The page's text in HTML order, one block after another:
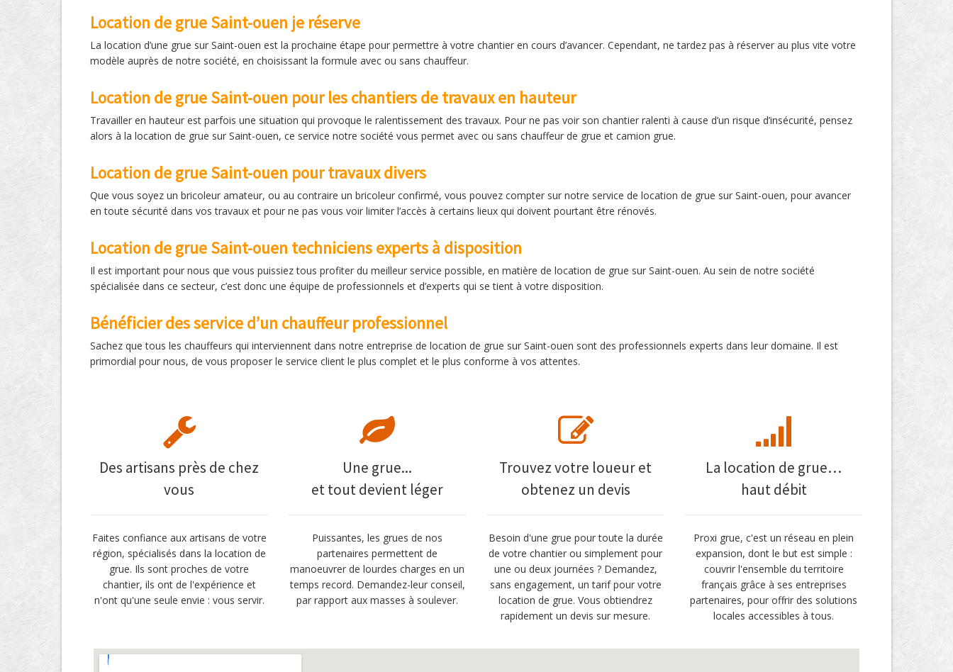
Location de grue Saint-ouen je réserve
La location d’une grue sur Saint-ouen est la prochaine étape pour permettre à votre chantier en cours d’avancer. Cependant, ne tardez pas à réserver au plus vite votre
modèle auprès de notre société, en choisissant la formule avec ou sans chauffeur.
Location de grue Saint-ouen pour les chantiers de travaux en hauteur
Travailler en hauteur est parfois une situation qui provoque le ralentissement des travaux. Pour ne pas voir son chantier ralenti à cause d’un risque d’insécurité, pensez
alors à la location de grue sur Saint-ouen, ce service notre société vous permet avec ou sans chauffeur de grue et camion grue.
Location de grue Saint-ouen pour travaux divers
Que vous soyez un bricoleur amateur, ou au contraire un bricoleur confirmé, vous pouvez compter sur notre service de location de grue sur Saint-ouen, pour avancer
en toute sécurité dans vos travaux et pour ne pas vous voir limiter l’accès à certains lieux qui doivent pourtant être rénovés.
Location de grue Saint-ouen techniciens experts à disposition
Il est important pour nous que vous puissiez tous profiter du meilleur service possible, en matière de location de grue sur Saint-ouen. Au sein de notre société
spécialisée dans ce secteur, c’est donc une équipe de professionnels et d’experts qui se tient à votre disposition.
Bénéficier des service d’un chauffeur professionnel
Sachez que tous les chauffeurs qui interviennent dans notre entreprise de location de grue sur Saint-ouen sont des professionnels experts dans leur domaine. Il est
primordial pour nous, de vous proposer le service client le plus complet et le plus conforme à vos attentes.
Des artisans près de chez
vous
Faites confiance aux artisans de votre
région, spécialisés dans la location de
grue. Ils sont proches de votre
chantier, ils ont de l'expérience et
n'ont qu'une seule envie : vous servir.
Une grue...
et tout devient léger
Puissantes, les grues de nos
partenaires permettent de
manoeuvrer de lourdes charges en un
temps record. Demandez-leur conseil,
par rapport aux masses à soulever.
Trouvez votre loueur et
obtenez un devis
Besoin d'une grue pour toute la durée
de votre chantier ou simplement pour
une ou deux journées ? Demandez,
sans engagement, un tarif pour votre
location de grue. Vous obtiendrez
rapidement un devis sur mesure.
La location de grue…
haut débit
Proxi grue, c'est un réseau en plein
expansion, dont le but est simple :
couvrir l'ensemble du territoire
français grâce à ses entreprises
partenaires, pour offrir des solutions
locales accessibles à tous.